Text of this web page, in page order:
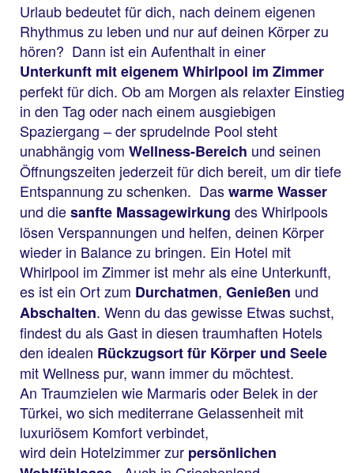
Urlaub bedeutet für dich, nach deinem eigenen
Rhythmus zu leben und nur auf deinen Körper zu
hören? Dann ist ein Aufenthalt in einer
Unterkunft mit eigenem Whirlpool im Zimmer
perfekt für dich. Ob am Morgen als relaxter Einstieg
in den Tag oder nach einem ausgiebigen
Spaziergang – der sprudelnde Pool steht
unabhängig vom Wellness-Bereich und seinen
Öffnungszeiten jederzeit für dich bereit, um dir tiefe
Entspannung zu schenken. Daswarme Wasser
und diesanfte Massagewirkung des Whirlpools
lösen Verspannungen und helfen, deinen Körper
wieder in Balance zu bringen. Ein Hotel mit
Whirlpool im Zimmer ist mehr als eine Unterkunft,
es ist ein Ort zum Durchatmen, Genießen und
Abschalten. Wenn du das gewisse Etwas suchst,
findest du als Gast in diesen traumhaften Hotels
den idealen Rückzugsort für Körper und Seele
mit Wellness pur, wann immer du möchtest.
An Traumzielen wie Marmaris oder Belek in der
Türkei, wo sich mediterrane Gelassenheit mit
luxuriösem Komfort verbindet,
wird dein Hotelzimmer zur persönlichen